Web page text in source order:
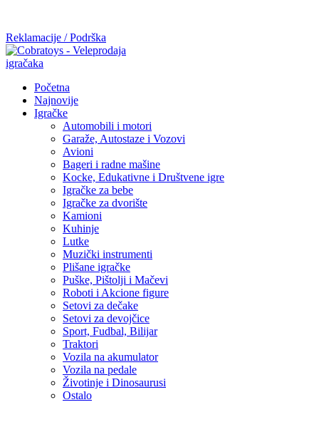
Reklamacije / Podrška
Početna
Najnovije
Igračke
Automobili i motori
Garaže, Autostaze i Vozovi
Avioni
Bageri i radne mašine
Kocke, Edukativne i Društvene igre
Igračke za bebe
Igračke za dvorište
Kamioni
Kuhinje
Lutke
Muzički instrumenti
Plišane igračke
Puške, Pištolji i Mačevi
Roboti i Akcione figure
Setovi za dečake
Setovi za devojčice
Sport, Fudbal, Bilijar
Traktori
Vozila na akumulator
Vozila na pedale
Životinje i Dinosaurusi
Ostalo